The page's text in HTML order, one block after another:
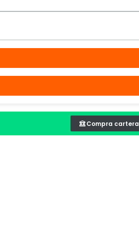
Compra cartera